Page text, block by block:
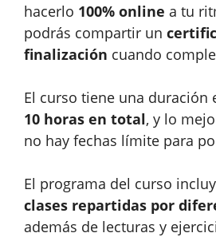
hacerlo 100% online a tu
podrás compartir un
finalización cuando
El curso tiene una duración
10 horas en total, y lo
no hay fechas límite para
El programa del curso
clases repartidas por
además de lecturas y